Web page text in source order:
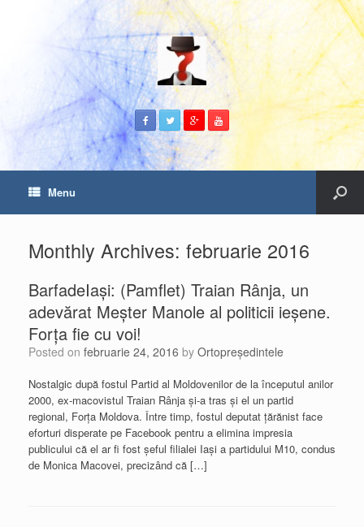
Menu
Monthly Archives: februarie 2016
BarfadeIaşi: (Pamflet) Traian Rânja, un
adevărat Meşter Manole al politicii ieşene.
Forţa fie cu voi!
Posted on februarie 24, 2016 by Ortopreședintele
Nostalgic după fostul Partid al Moldovenilor de la începutul anilor
2000, ex-macovistul Traian Rânja şi-a tras şi el un partid
regional, Forţa Moldova. Între timp, fostul deputat ţărănist face
eforturi disperate pe Facebook pentru a elimina impresia
publicului că el ar fi fost şeful filialei Iaşi a partidului M10, condus
de Monica Macovei, precizând că […]